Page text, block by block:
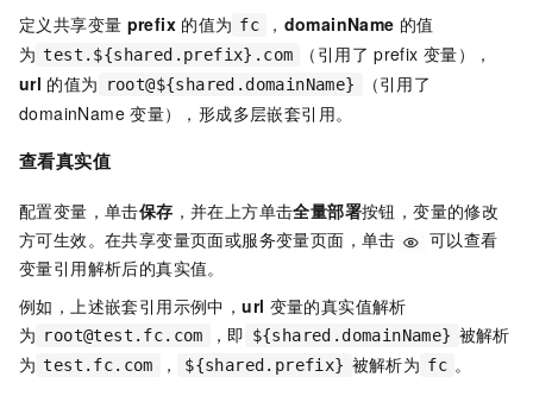
定义共享变量 prefix 的值为 fc ， domainName 的值
为 test.${shared.prefix}.com （引用了 prefix 变量），
url 的值为 root@${shared.domainName}
（引用了
domainName 变量），形成多层嵌套引用。
查看真实值
配置变量，单击保存 ，并在上方单击全量部署按钮，变量的修改
方可生效。在共享变量页面或服务变量页面，单击
可以查看
变量引用解析后的真实值。
例如，上述嵌套引用示例中，url 变量的真实值解析
为 root@test.fc.com ，即 ${shared.domainName} 被解析
为 test.fc.com ， ${shared.prefix} 被解析为 fc 。